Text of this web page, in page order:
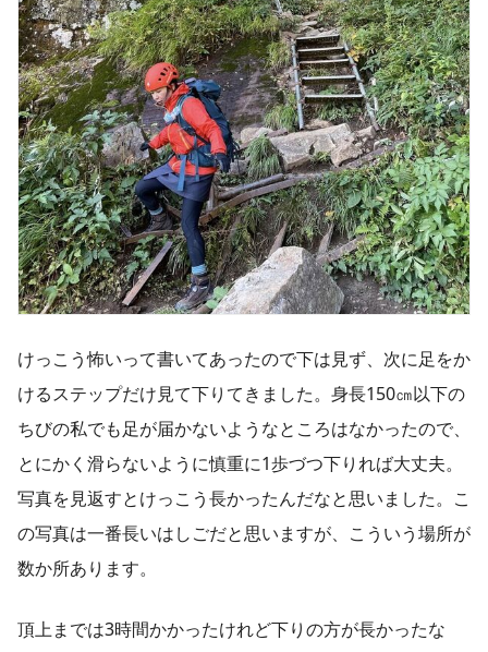
けっこう怖いって書いてあったので下は見ず、次に足をか
けるステップだけ見て下りてきました。身長150㎝以下の
ちびの私でも足が届かないようなところはなかったので、
とにかく滑らないように慎重に1歩づつ下りれば大丈夫。
写真を見返すとけっこう長かったんだなと思いました。こ
の写真は一番長いはしごだと思いますが、こういう場所が
数か所あります。
頂上までは3時間かかったけれど下りの方が長かったな